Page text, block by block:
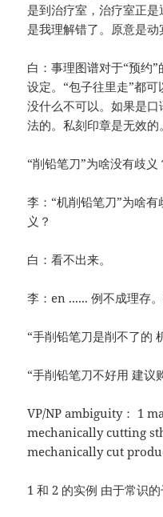
是到治疗室，治疗室正
是我理解错了。原意是动
白：事理图谱对于“预约
设定。“包子往里走”都
没什么不可以。如果是
法的。私刻印章是无效的。
“削铅笔刀”为啥没有歧义
李：“机削铅笔刀”为啥
义？
白：看不出来。
李：en ...... 例不成理存
“手削铅笔刀是削不了的
“手削铅笔刀不好用 建议
VP/NP ambiguity： 1
mechanically cutting
mechanically cut
1 和 2 的实例 由于常识